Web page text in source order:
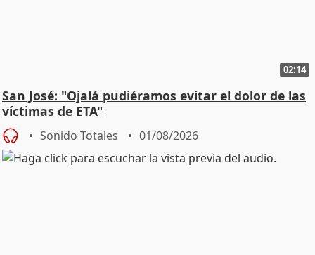
02:14
San José: "Ojalá pudiéramos evitar el dolor de las
víctimas de ETA"
Sonido Totales 01/08/2026